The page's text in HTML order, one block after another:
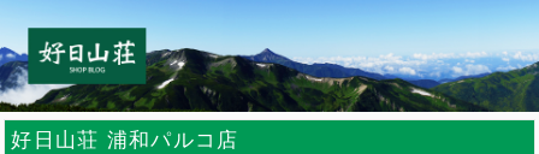
好日山荘 浦和パルコ店